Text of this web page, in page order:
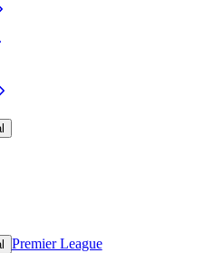
Premier League